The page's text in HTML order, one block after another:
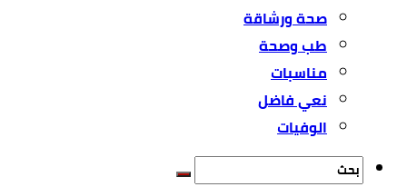
صحة ورشاقة
طب وصحة
مناسبات
نعي فاضل
الوفيات